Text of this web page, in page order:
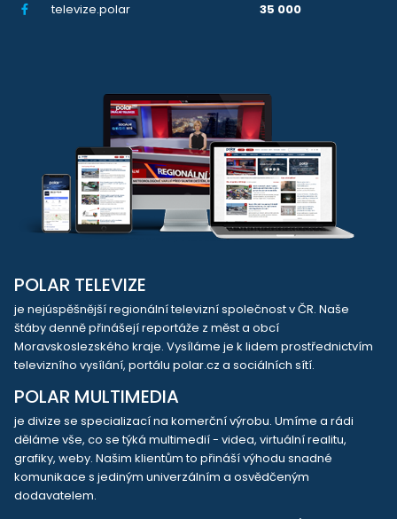
televize.polar
35 000
POLAR TELEVIZE
je nejúspěšnější regionální televizní společnost v ČR. Naše
štáby denně přinášejí reportáže z měst a obcí
Moravskoslezského kraje. Vysíláme je k lidem prostřednictvím
televizního vysílání, portálu polar.cz a sociálních sítí.
POLAR MULTIMEDIA
je divize se specializací na komerční výrobu. Umíme a rádi
děláme vše, co se týká multimedií - videa, virtuální realitu,
grafiky, weby. Našim klientům to přináší výhodu snadné
komunikace s jediným univerzálním a osvědčeným
dodavatelem.